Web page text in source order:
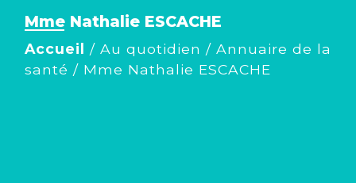
Mme Nathalie ESCACHE
Accueil / Au quotidien / Annuaire de la
santé / Mme Nathalie ESCACHE